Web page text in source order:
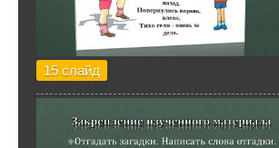
15 слайд